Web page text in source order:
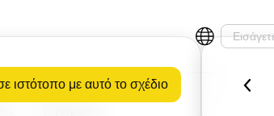
ιστότοπο με αυτό το σχέδιο